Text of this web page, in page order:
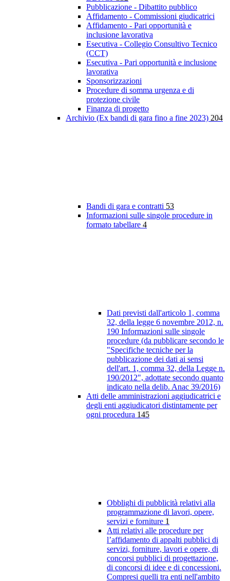
Pubblicazione - Dibattito pubblico
Affidamento - Commissioni giudicatrici
Affidamento - Pari opportunità e
inclusione lavorativa
Esecutiva - Collegio Consultivo Tecnico
(CCT)
Esecutiva - Pari opportunità e inclusione
lavorativa
Sponsorizzazioni
Procedure di somma urgenza e di
protezione civile
Finanza di progetto
Archivio (Ex bandi di gara fino a fine 2023) 204
Bandi di gara e contratti 53
Informazioni sulle singole procedure in
formato tabellare 4
Dati previsti dall'articolo 1, comma
32, della legge 6 novembre 2012, n.
190 Informazioni sulle singole
procedure (da pubblicare secondo le
"Specifiche tecniche per la
pubblicazione dei dati ai sensi
dell'art. 1, comma 32, della Legge n.
190/2012", adottate secondo quanto
indicato nella delib. Anac 39/2016)
Atti delle amministrazioni aggiudicatrici e
degli enti aggiudicatori distintamente per
ogni procedura 145
Obblighi di pubblicità relativi alla
programmazione di lavori, opere,
servizi e forniture 1
Atti relativi alle procedure per
l’affidamento di appalti pubblici di
servizi, forniture, lavori e opere, di
concorsi pubblici di progettazione,
di concorsi di idee e di concessioni.
Compresi quelli tra enti nell'ambito